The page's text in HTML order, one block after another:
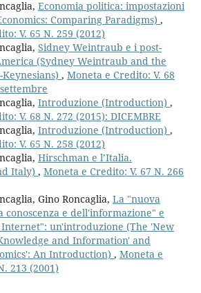
Economia politica: impostazioni
Comparing Paradigms) ,
V. 65 N. 259 (2012)
Sidney Weintraub e i post-
(Sydney Weintraub and the
, Moneta e Credito: V. 68
Introduzione (Introduction) ,
V. 68 N. 272 (2015): DICEMBRE
Introduzione (Introduction) ,
V. 65 N. 258 (2012)
Hirschman e l’Italia.
Italy) , Moneta e Credito: V. 67 N. 266
Gino Roncaglia, La "nuova
conoscenza e dell'informazione" e
un'introduzione (The 'New
and Information' and
An Introduction) , Moneta e
213 (2001)